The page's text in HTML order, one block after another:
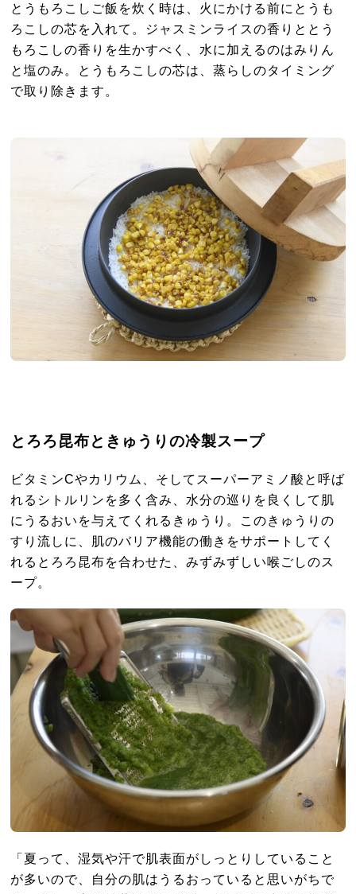
とうもろこしご飯を炊く時は、火にかける前にとうも
ろこしの芯を入れて。ジャスミンライスの香りととう
もろこしの香りを生かすべく、水に加えるのはみりん
と塩のみ。とうもろこしの芯は、蒸らしのタイミング
で取り除きます。
とろろ昆布ときゅうりの冷製スープ
ビタミンCやカリウム、そしてスーパーアミノ酸と呼ば
れるシトルリンを多く含み、水分の巡りを良くして肌
にうるおいを与えてくれるきゅうり。このきゅうりの
すり流しに、肌のバリア機能の働きをサポートしてく
れるとろろ昆布を合わせた、みずみずしい喉ごしのス
ープ。
「夏って、湿気や汗で肌表面がしっとりしていること
が多いので、自分の肌はうるおっていると思いがちで